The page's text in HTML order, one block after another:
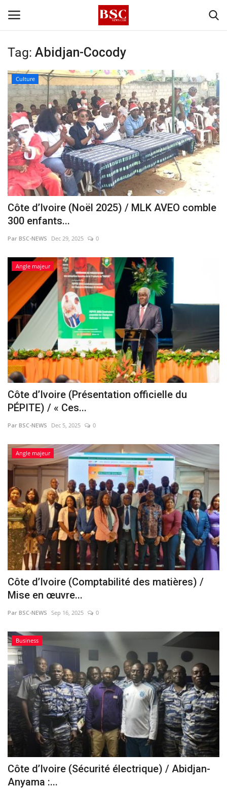
Accueil
Contact
A propos
Signature
Témoignage
Business
Culture
Sublimes cerveaux
Sport
Autr'Actu
Tag: Abidjan-Cocody
Culture
Côte d’Ivoire (Noël 2025) / MLK AVEO comble
300 enfants...
Par BSC-NEWS Dec 29, 2025 0
Angle majeur
Côte d’Ivoire (Présentation officielle du
PÉPITE) / « Ces...
Par BSC-NEWS Dec 5, 2025 0
Angle majeur
Côte d’Ivoire (Comptabilité des matières) /
Mise en œuvre...
Par BSC-NEWS Sep 16, 2025 0
Business
Côte d’Ivoire (Sécurité électrique) / Abidjan-
Anyama :...